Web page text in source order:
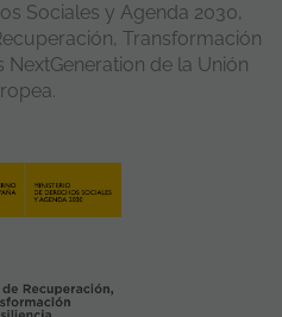
Sociales y Agenda 2030,
Transformación
NextGeneration de la Unión